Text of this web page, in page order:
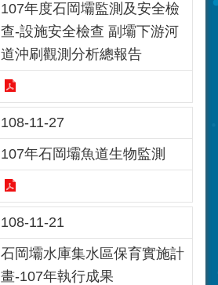
107年度石岡壩監測及安全檢
查-設施安全檢查 副壩下游河
道沖刷觀測分析總報告
108-11-27
107年石岡壩魚道生物監測
108-11-21
石岡壩水庫集水區保育實施計
畫-107年執行成果